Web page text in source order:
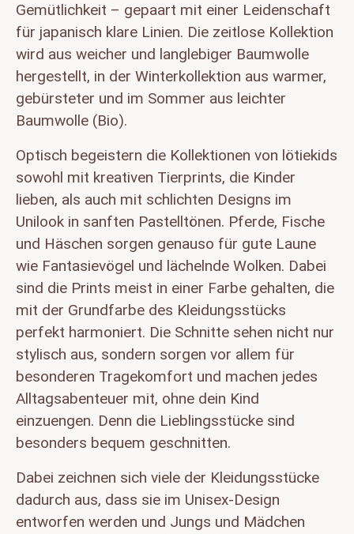
Gemütlichkeit – gepaart mit einer Leidenschaft
für japanisch klare Linien. Die zeitlose Kollektion
wird aus weicher und langlebiger Baumwolle
hergestellt, in der Winterkollektion aus warmer,
gebürsteter und im Sommer aus leichter
Baumwolle (Bio).
Optisch begeistern die Kollektionen von lötiekids
sowohl mit kreativen Tierprints, die Kinder
lieben, als auch mit schlichten Designs im
Unilook in sanften Pastelltönen. Pferde, Fische
und Häschen sorgen genauso für gute Laune
wie Fantasievögel und lächelnde Wolken. Dabei
sind die Prints meist in einer Farbe gehalten, die
mit der Grundfarbe des Kleidungsstücks
perfekt harmoniert. Die Schnitte sehen nicht nur
stylisch aus, sondern sorgen vor allem für
besonderen Tragekomfort und machen jedes
Alltagsabenteuer mit, ohne dein Kind
einzuengen. Denn die Lieblingsstücke sind
besonders bequem geschnitten.
Dabei zeichnen sich viele der Kleidungsstücke
dadurch aus, dass sie im Unisex-Design
entworfen werden und Jungs und Mädchen